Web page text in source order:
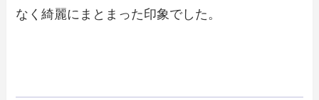
なく綺麗にまとまった印象でした。